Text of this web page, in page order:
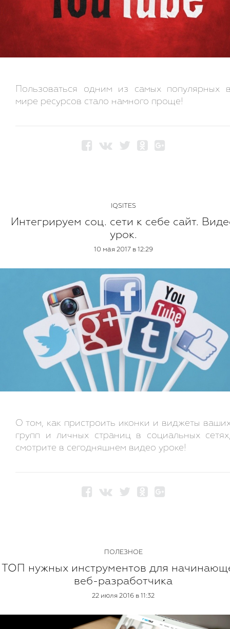
Пользоваться одним из самых популярных
мире ресурсов стало намного проще!
IQSITES
Интегрируем соц. сети к себе сайт.
урок.
10 мая 2017 в 12:29
О том, как пристроить иконки и виджеты
групп и личных страниц в социальных
смотрите в сегодняшнем видео уроке!
ПОЛЕЗНОЕ
ТОП нужных инструментов для
веб-разработчика
22 июля 2016 в 11:32